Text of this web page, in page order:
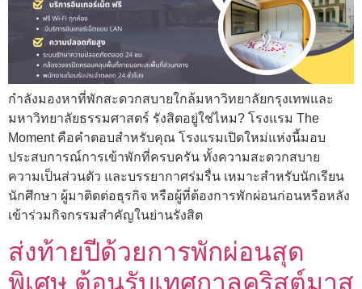
กำลังมองหาที่พักสะดวกสบายใกล้มหาวิทยาลัยกรุงเทพและ
มหาวิทยาลัยธรรมศาสตร์ รังสิตอยู่ใช่ไหม? โรงแรม The
Moment คือคำตอบสำหรับคุณ โรงแรมเปิดใหม่แห่งนี้มอบ
ประสบการณ์การเข้าพักที่ครบครัน ทั้งความสะดวกสบาย
ความเป็นส่วนตัว และบรรยากาศร่มรื่น เหมาะสำหรับนักเรียน
นักศึกษา ผู้มาติดต่อธุรกิจ หรือผู้ที่ต้องการพักผ่อนก่อนหรือหลัง
เข้าร่วมกิจกรรมสำคัญในย่านรังสิต
ส่งท้ายปีด้วยการพักผ่อนสุด
พิเศษ ต้อนรับเทศกาลคริสต์มาส